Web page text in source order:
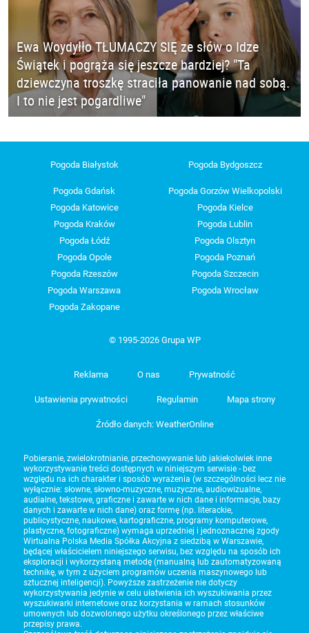
Ewa Woydyłło TŁUMACZY SIĘ ze słów o Idze
Świątek i pogrąża się jeszcze bardziej? "Ta
dziewczyna troszkę straciła panowanie nad sobą.
I to nie jest pogardliwe"
Pogoda Białystok Pogoda Bydgoszcz
Pogoda Gdańsk
Pogoda Gorzów Wielkopolski
Pogoda Katowice
Pogoda Kielce
Pogoda Kraków
Pogoda Lublin
Pogoda Łódź
Pogoda Olsztyn
Pogoda Opole
Pogoda Poznań
Pogoda Rzeszów
Pogoda Szczecin
Pogoda Warszawa
Pogoda Wrocław
Pogoda Zakopane
© 1995-2026 Grupa WP
Reklama O nas Prywatność
Ustawienia prywatności Regulamin Mapa strony
Źródło danych: WeatherOnline
Pobieranie, zwielokrotnianie, przechowywanie lub jakiekolwiek inne
wykorzystywanie treści dostępnych w niniejszym serwisie - bez
względu na ich charakter i sposób wyrażenia (w szczególności lecz nie
wyłącznie: słowne, słowno-muzyczne, muzyczne, audiowizualne,
audialne, tekstowe, graficzne i zawarte w nich dane i informacje, bazy
danych i zawarte w nich dane) oraz formę (np. literackie,
publicystyczne, naukowe, kartograficzne, programy komputerowe,
plastyczne, fotograficzne) wymaga uprzedniej i jednoznacznej zgody
Wirtualna Polska Media Spółka Akcyjna z siedzibą w Warszawie,
będącej właścicielem niniejszego serwisu, bez względu na sposób ich
eksploracji i wykorzystaną metodę (manualną lub zautomatyzowaną
technikę, w tym z użyciem programów uczenia maszynowego lub
sztucznej inteligencji). Powyższe zastrzeżenie nie dotyczy
wykorzystywania jedynie w celu ułatwienia ich wyszukiwania przez
wyszukiwarki internetowe oraz korzystania w ramach stosunków
umownych lub dozwolonego użytku określonego przez właściwe
przepisy prawa.